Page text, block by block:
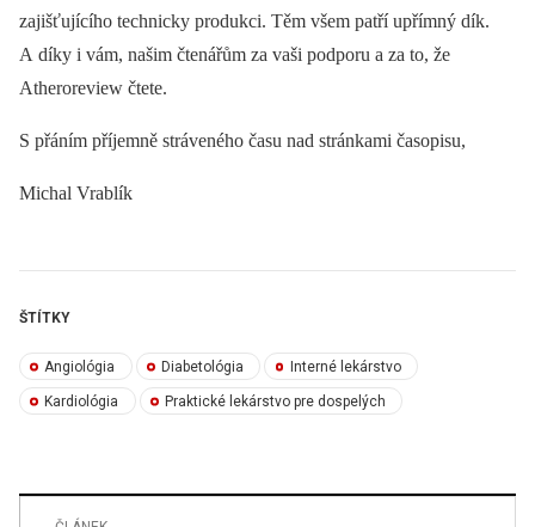
zajišťujícího technicky produkci. Těm všem patří upřímný dík.
A díky i vám, našim čtenářům za vaši podporu a za to, že
Atheroreview čtete.
S přáním příjemně stráveného času nad stránkami časopisu,
Michal Vrablík
ŠTÍTKY
Angiológia Diabetológia Interné lekárstvo
Kardiológia Praktické lekárstvo pre dospelých